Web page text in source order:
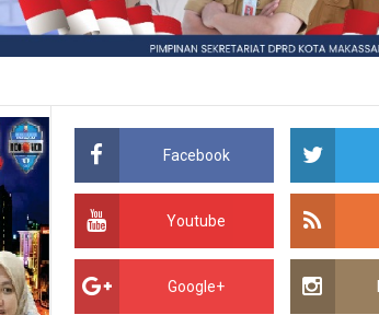
Facebook
Youtube
Google+